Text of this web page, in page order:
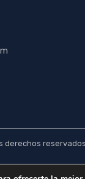
derechos reservados